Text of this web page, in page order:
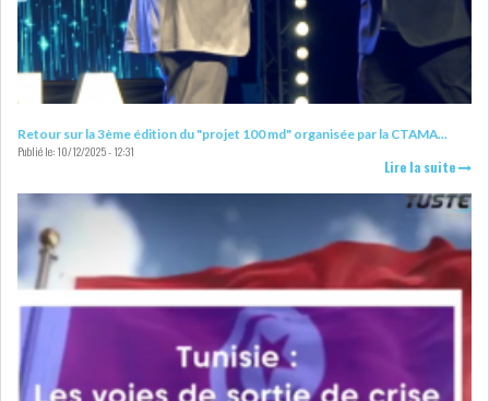
Retour sur la 3ème édition du "projet 100 md" organisée par la CTAMA...
Publié le:10/12/2025 - 12:31
Lire la suite